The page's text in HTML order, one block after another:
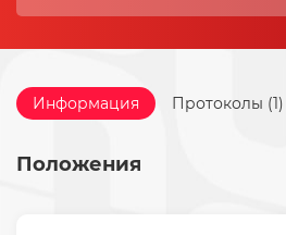
Информация Протоколы (1)
Положения